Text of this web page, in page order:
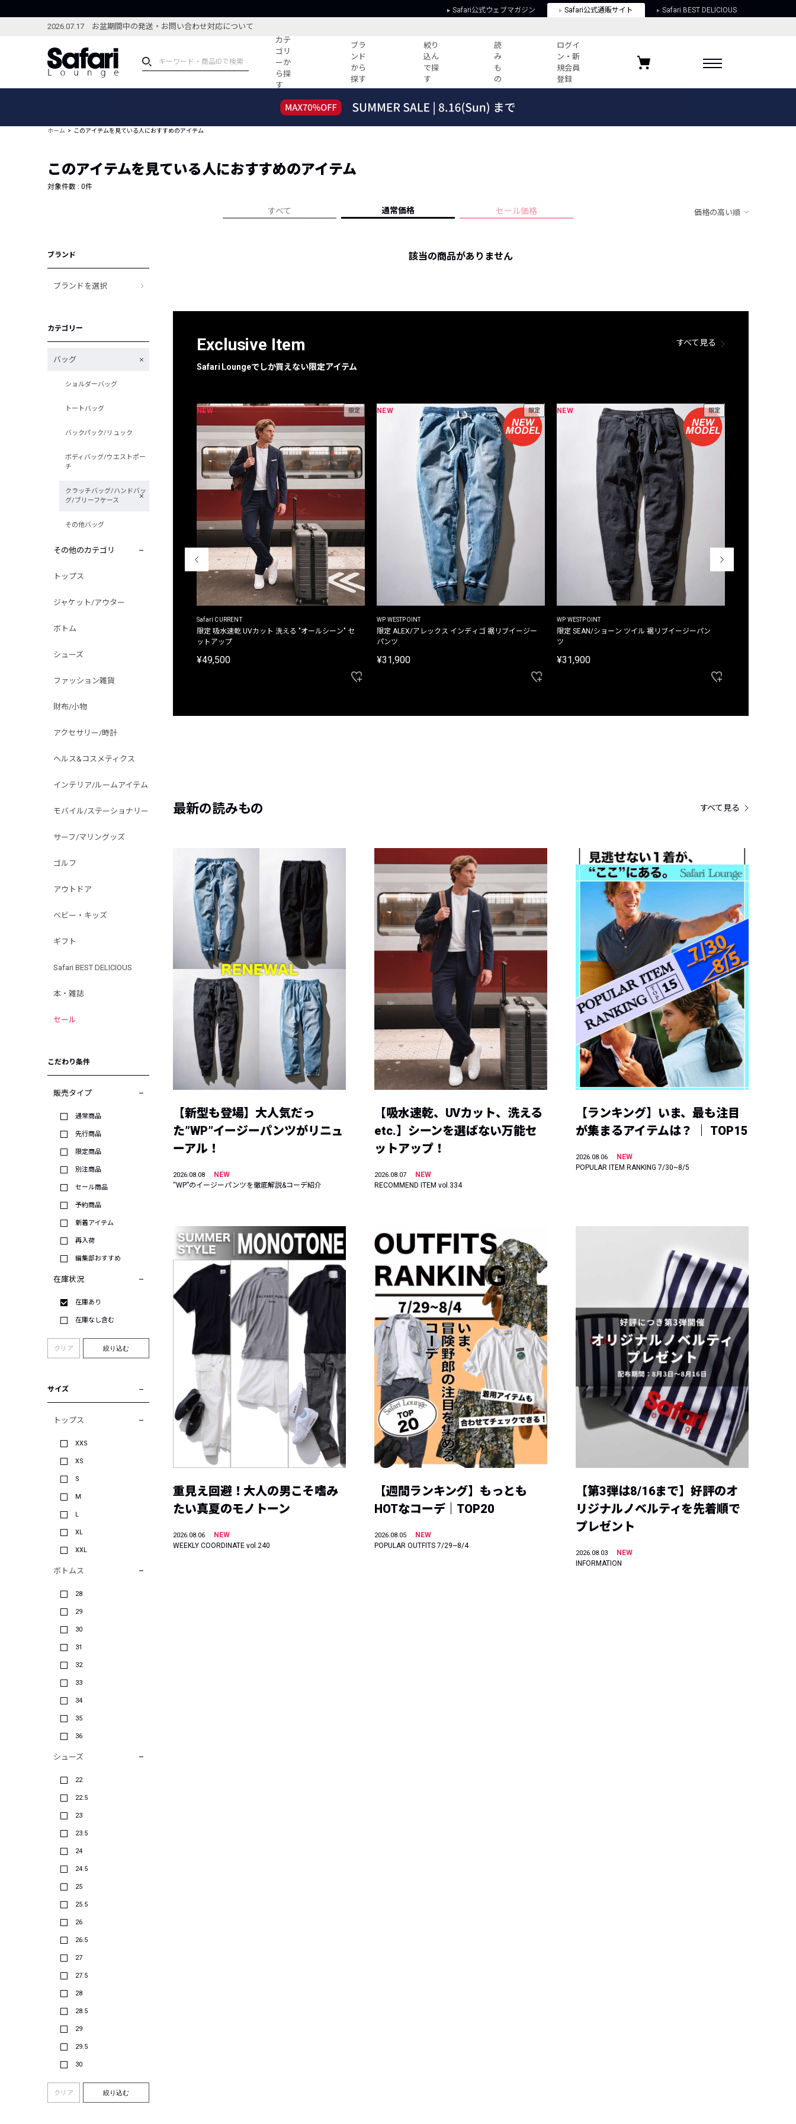
Safari公式ウェブマガジン Safari公式通販サイト Safari BEST DELICIOUS
2026.07.17 お盆期間中の発送・お問い合わせ対応について
カテ
ゴリ
ーか
ら探
す
ブラ
ンド
から
探す
絞り
込ん
で探
す
読
み
も
の
ログイ
ン・新
規会員
登録
ブランドから探す
新着アイテム
編集部のおすすめアイテム
特集記事
コーディネート
すべての記事
ーデ紹介
人気記事ランキング
フォーカスブランド
プライバシーポリシー
お気に入りブランド
ホーム このアイテムを見ている人におすすめのアイテム
このアイテムを見ている人におすすめのアイテム
対象件数 : 0件
すべて 通常価格 セール価格 価格の高い順
ブランド
ブランドを選択
カテゴリー
バッグ
ショルダーバッグ
トートバッグ
バックパック/リュック
ボディバッグ/ウエストポー
チ
クラッチバッグ/ハンドバッ
グ/ブリーフケース
その他バッグ
その他のカテゴリ
トップス
ジャケット/アウター
ボトム
シューズ
ファッション雑貨
財布/小物
アクセサリー/時計
ヘルス&コスメティクス
インテリア/ルームアイテム
モバイル/ステーショナリー
サーフ/マリングッズ
ゴルフ
アウトドア
ベビー・キッズ
ギフト
Safari BEST DELICIOUS
本・雑誌
セール
こだわり条件
販売タイプ
通常商品
先行商品
限定商品
別注商品
セール商品
予約商品
新着アイテム
再入荷
編集部おすすめ
在庫状況
在庫あり
在庫なし含む
クリア 絞り込む
サイズ
トップス
XXS
XS
S
M
L
XL
XXL
ボトムス
28
29
30
31
32
33
34
35
36
シューズ
22
22.5
23
23.5
24
24.5
25
25.5
26
26.5
27
27.5
28
28.5
29
29.5
30
クリア 絞り込む
該当の商品がありません
Exclusive Item
Safari Loungeでしか買えない限定アイテム
すべて見る
別注限定 フード付き チェックシャツジャケット
NEW 限定
Safari CURRENT
限定 吸水速乾 UVカット 洗える "オールシーン" セ
ットアップ
¥49,500
NEW 限定
WP WESTPOINT
限定 ALEX/アレックス インディゴ 裾リブイージー
パンツ
¥31,900
NEW 限定
WP WESTPOINT
限定 SEAN/ショーン ツイル 裾リブイージーパン
ツ
¥31,900
最新の読みもの すべて見る
【新型も登場】大人気だっ
た”WP”イージーパンツがリニュ
ーアル！
2026.08.08
NEW
“WP”のイージーパンツを徹底解説&コーデ紹介
【吸水速乾、UVカット、洗える
etc.】シーンを選ばない万能セ
ットアップ！
2026.08.07
NEW
RECOMMEND ITEM vol.334
【ランキング】いま、最も注目
が集まるアイテムは？ ｜ TOP15
2026.08.06
NEW
POPULAR ITEM RANKING 7/30~8/5
重見え回避！大人の男こそ嗜み
たい真夏のモノトーン
2026.08.06
NEW
WEEKLY COORDINATE vol.240
【週間ランキング】もっとも
HOTなコーデ｜TOP20
2026.08.05
NEW
POPULAR OUTFITS 7/29~8/4
【第3弾は8/16まで】好評のオ
リジナルノベルティを先着順で
プレゼント
2026.08.03
NEW
INFORMATION